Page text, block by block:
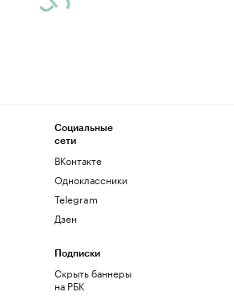
Социальные
сети
ВКонтакте
Одноклассники
Telegram
Дзен
Подписки
Скрыть баннеры
на РБК